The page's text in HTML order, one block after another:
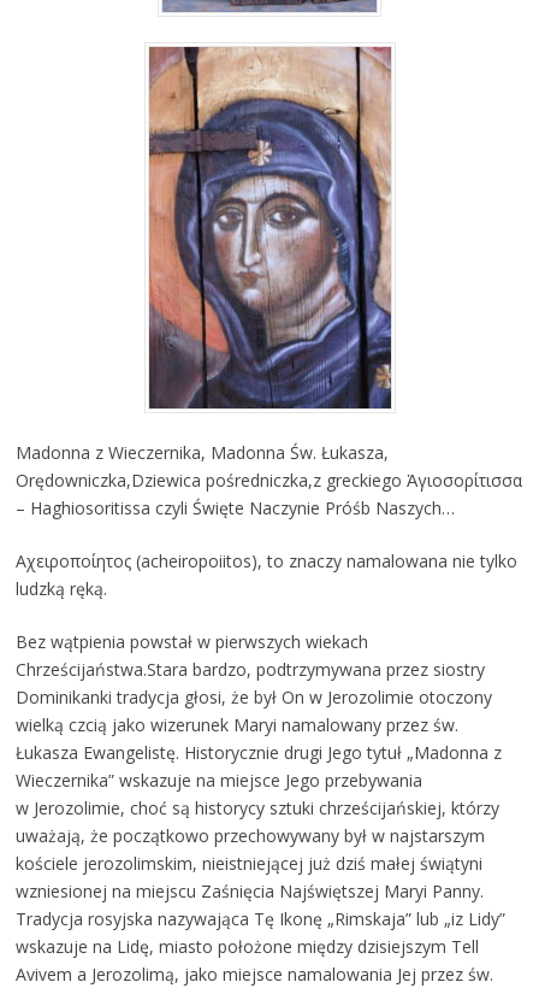
Madonna z Wieczernika, Madonna Św. Łukasza,
Orędowniczka,Dziewica pośredniczka,z greckiego Ἁγιοσορίτισσα
– Haghiosoritissa czyli Święte Naczynie Próśb Naszych…
Αχειροποίητος (acheiropoiitos), to znaczy namalowana nie tylko
ludzką ręką.
Bez wątpienia powstał w pierwszych wiekach
Chrześcijaństwa.Stara bardzo, podtrzymywana przez siostry
Dominikanki tradycja głosi, że był On w Jerozolimie otoczony
wielką czcią jako wizerunek Maryi namalowany przez św.
Łukasza Ewangelistę. Historycznie drugi Jego tytuł „Madonna z
Wieczernika” wskazuje na miejsce Jego przebywania
w Jerozolimie, choć są historycy sztuki chrześcijańskiej, którzy
uważają, że początkowo przechowywany był w najstarszym
kościele jerozolimskim, nieistniejącej już dziś małej świątyni
wzniesionej na miejscu Zaśnięcia Najświętszej Maryi Panny.
Tradycja rosyjska nazywająca Tę Ikonę „Rimskaja” lub „iz Lidy”
wskazuje na Lidę, miasto położone między dzisiejszym Tell
Avivem a Jerozolimą, jako miejsce namalowania Jej przez św.